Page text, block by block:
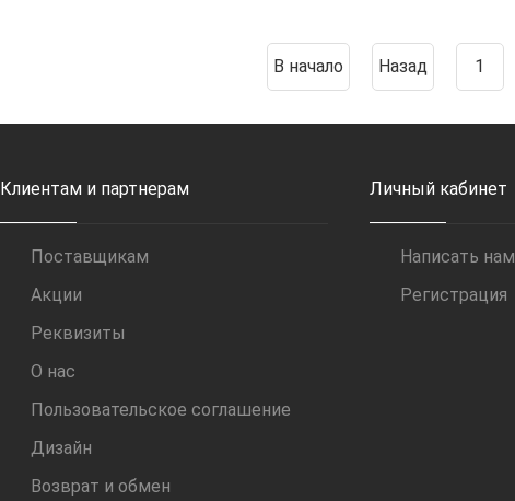
В начало Назад 1
Клиентам и партнерам
Поставщикам
Акции
Реквизиты
О нас
Пользовательское соглашение
Дизайн
Возврат и обмен
Личный кабинет
Написать нам
Регистрация